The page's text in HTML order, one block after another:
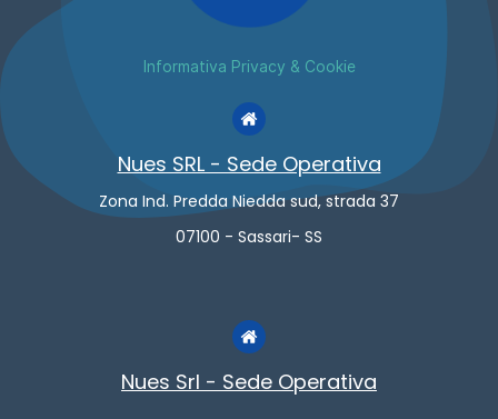
Informativa Privacy & Cookie
Nues SRL - Sede Operativa
Zona Ind. Predda Niedda sud, strada 37
07100 - Sassari- SS
Nues Srl - Sede Operativa